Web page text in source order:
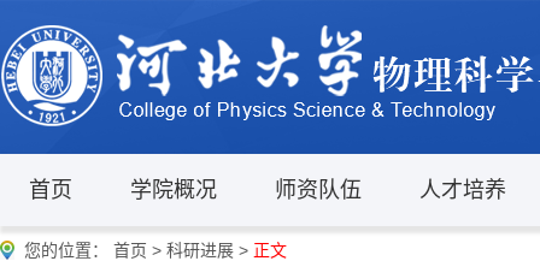
首页 学院概况 师资队伍 人才培养
您的位置： 首页 > 科研进展 > 正文